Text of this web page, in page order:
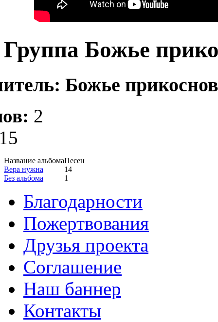
Группа Божье
Божье
2
Название альбомаПесен
Вера нужна
14
Без альбома
1
Благодарности
Пожертвования
Друзья проекта
Соглашение
Наш баннер
Контакты